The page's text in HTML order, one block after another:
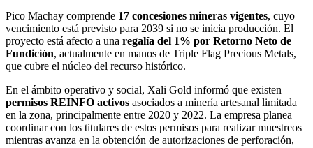
Pico Machay comprende 17 concesiones mineras vigentes, cuyo
vencimiento está previsto para 2039 si no se inicia producción. El
proyecto está afecto a una regalía del 1% por Retorno Neto de
Fundición, actualmente en manos de Triple Flag Precious Metals,
que cubre el núcleo del recurso histórico.
En el ámbito operativo y social, Xali Gold informó que existen
permisos REINFO activos asociados a minería artesanal limitada
en la zona, principalmente entre 2020 y 2022. La empresa planea
coordinar con los titulares de estos permisos para realizar muestreos
mientras avanza en la obtención de autorizaciones de perforación,